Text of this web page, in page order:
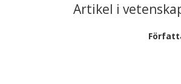
Artikel i